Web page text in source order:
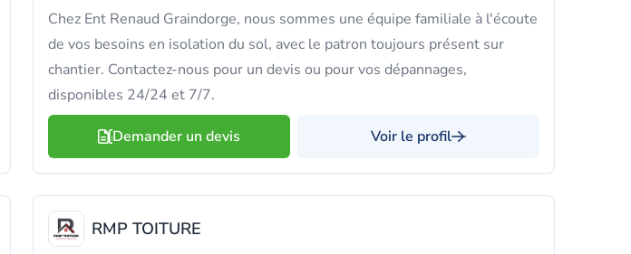
Chez Ent Renaud Graindorge, nous sommes une équipe familiale à l'écoute
de vos besoins en isolation du sol, avec le patron toujours présent sur
chantier. Contactez-nous pour un devis ou pour vos dépannages,
disponibles 24/24 et 7/7.
Demander un devis Voir le profil
RMP TOITURE